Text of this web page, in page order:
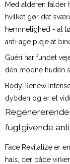
Med alderen falder
hvilket gør det
hemmelighed - at
anti-age pleje at
Guéri har fundet
den modne huden
Body Renew
dybden og er et
fugtgivende
Face Revitalize er
hals, der både